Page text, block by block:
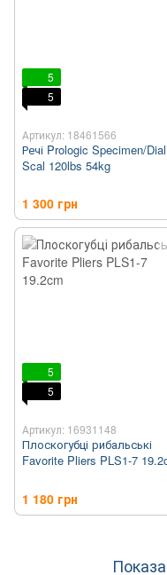
5
5
Артикул: 18461566
Речі Prologic Specimen/Dial
Scal 120lbs 54kg
1 300 грн
5
5
Артикул: 16931148
Плоскогубці рибальські
Favorite Pliers PLS1-7
1 180 грн